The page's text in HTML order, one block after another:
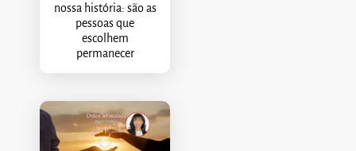
nossa história: são as
pessoas que
escolhem
permanecer